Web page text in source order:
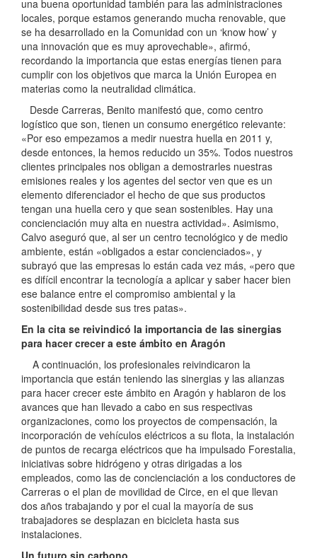
una buena oportunidad también para las administraciones
locales, porque estamos generando mucha renovable, que
se ha desarrollado en la Comunidad con un ‘know how’ y
una innovación que es muy aprovechable», afirmó,
recordando la importancia que estas energías tienen para
cumplir con los objetivos que marca la Unión Europea en
materias como la neutralidad climática.
Desde Carreras, Benito manifestó que, como centro
logístico que son, tienen un consumo energético relevante:
«Por eso empezamos a medir nuestra huella en 2011 y,
desde entonces, la hemos reducido un 35%. Todos nuestros
clientes principales nos obligan a demostrarles nuestras
emisiones reales y los agentes del sector ven que es un
elemento diferenciador el hecho de que sus productos
tengan una huella cero y que sean sostenibles. Hay una
concienciación muy alta en nuestra actividad». Asimismo,
Calvo aseguró que, al ser un centro tecnológico y de medio
ambiente, están «obligados a estar concienciados», y
subrayó que las empresas lo están cada vez más, «pero que
es difícil encontrar la tecnología a aplicar y saber hacer bien
ese balance entre el compromiso ambiental y la
sostenibilidad desde sus tres patas».
En la cita se reivindicó la importancia de las sinergias
para hacer crecer a este ámbito en Aragón
A continuación, los profesionales reivindicaron la
importancia que están teniendo las sinergias y las alianzas
para hacer crecer este ámbito en Aragón y hablaron de los
avances que han llevado a cabo en sus respectivas
organizaciones, como los proyectos de compensación, la
incorporación de vehículos eléctricos a su flota, la instalación
de puntos de recarga eléctricos que ha impulsado Forestalia,
iniciativas sobre hidrógeno y otras dirigadas a los
empleados, como las de concienciación a los conductores de
Carreras o el plan de movilidad de Circe, en el que llevan
dos años trabajando y por el cual la mayoría de sus
trabajadores se desplazan en bicicleta hasta sus
instalaciones.